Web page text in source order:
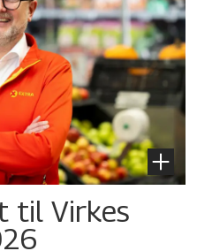
til Virkes